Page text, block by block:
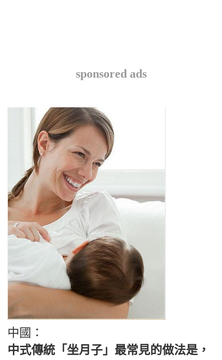
sponsored ads
中國：
中式傳統「坐月子」最常見的做法是，